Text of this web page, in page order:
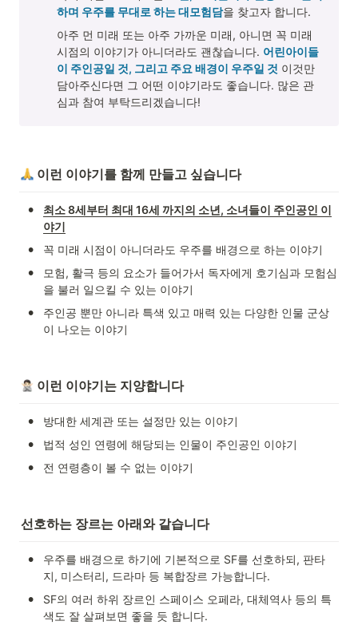
하며 우주를 무대로 하는 대모험담을 찾고자 합니다.
아주 먼 미래 또는 아주 가까운 미래, 아니면 꼭 미래
시점의 이야기가 아니더라도 괜찮습니다. 어린아이들
이 주인공일 것, 그리고 주요 배경이 우주일 것 이것만
담아주신다면 그 어떤 이야기라도 좋습니다. 많은 관
심과 참여 부탁드리겠습니다!
이런 이야기를 함께 만들고 싶습니다
•
최소 8세부터 최대 16세 까지의 소년, 소녀들이 주인공인 이
야기
• 꼭 미래 시점이 아니더라도 우주를 배경으로 하는 이야기
•
모험, 활극 등의 요소가 들어가서 독자에게 호기심과 모험심
을 불러 일으킬 수 있는 이야기
•
주인공 뿐만 아니라 특색 있고 매력 있는 다양한 인물 군상
이 나오는 이야기
이런 이야기는 지양합니다
• 방대한 세계관 또는 설정만 있는 이야기
• 법적 성인 연령에 해당되는 인물이 주인공인 이야기
• 전 연령층이 볼 수 없는 이야기
선호하는 장르는 아래와 같습니다
•
우주를 배경으로 하기에 기본적으로 SF를 선호하되, 판타
지, 미스터리, 드라마 등 복합장르 가능합니다.
•
SF의 여러 하위 장르인 스페이스 오페라, 대체역사 등의 특
색도 잘 살펴보면 좋을 듯 합니다.